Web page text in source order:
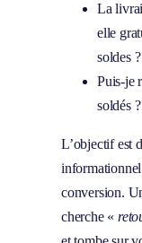
La
elle
soldes ?
Puis-je
soldés ?
L’objectif est
conversion.
cherche «